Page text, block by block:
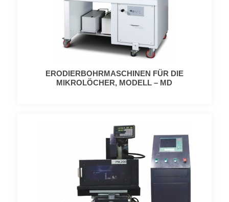
ERODIERBOHRMASCHINEN FÜR DIE
MIKROLÖCHER, MODELL – MD